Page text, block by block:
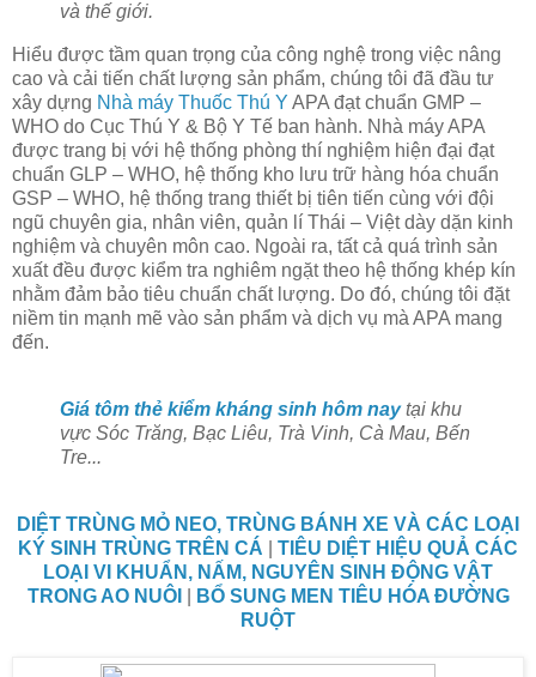
và thế giới.
Hiểu được tầm quan trọng của công nghệ trong việc nâng
cao và cải tiến chất lượng sản phẩm, chúng tôi đã đầu tư
xây dựng Nhà máy Thuốc Thú Y APA đạt chuẩn GMP –
WHO do Cục Thú Y & Bộ Y Tế ban hành. Nhà máy APA
được trang bị với hệ thống phòng thí nghiệm hiện đại đạt
chuẩn GLP – WHO, hệ thống kho lưu trữ hàng hóa chuẩn
GSP – WHO, hệ thống trang thiết bị tiên tiến cùng với đội
ngũ chuyên gia, nhân viên, quản lí Thái – Việt dày dặn kinh
nghiệm và chuyên môn cao. Ngoài ra, tất cả quá trình sản
xuất đều được kiểm tra nghiêm ngặt theo hệ thống khép kín
nhằm đảm bảo tiêu chuẩn chất lượng. Do đó, chúng tôi đặt
niềm tin mạnh mẽ vào sản phẩm và dịch vụ mà APA mang
đến.
Giá tôm thẻ kiểm kháng sinh hôm naytại khu
vực Sóc Trăng, Bạc Liêu, Trà Vinh, Cà Mau, Bến
Tre...
DIỆT TRÙNG MỎ NEO, TRÙNG BÁNH XE VÀ CÁC LOẠI
KÝ SINH TRÙNG TRÊN CÁ
TIÊU DIỆT HIỆU QUẢ CÁC
LOẠI VI KHUẨN, NẤM, NGUYÊN SINH ĐỘNG VẬT
TRONG AO NUÔI
BỔ SUNG MEN TIÊU HÓA ĐƯỜNG
RUỘT